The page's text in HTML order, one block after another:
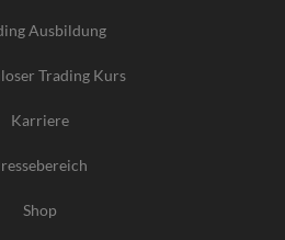
Ausbildung
Trading Kurs
Karriere
Shop